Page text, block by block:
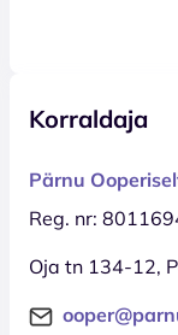
Korraldaja
Pärnu
Reg. nr:
Oja tn 134-12,